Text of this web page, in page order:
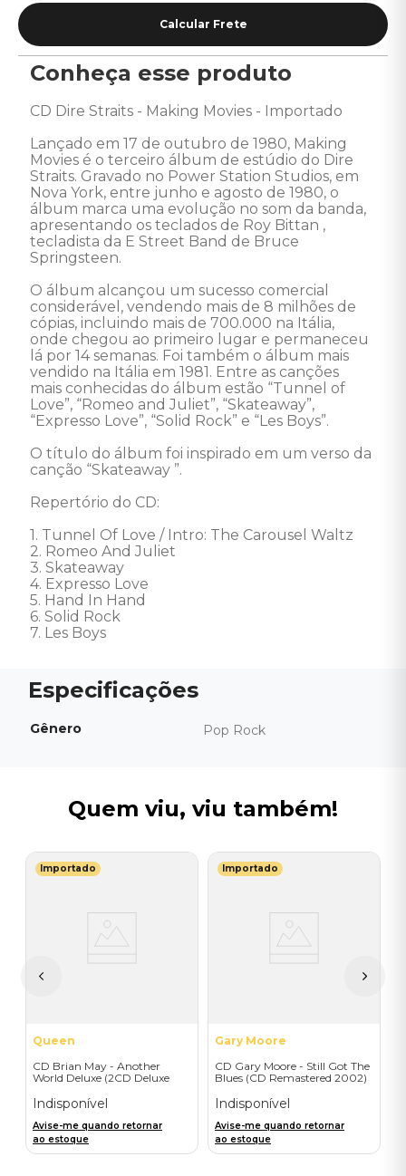
Conheça esse produto
CD Dire Straits - Making Movies - Importado
Lançado em 17 de outubro de 1980, Making
Movies é o terceiro álbum de estúdio do Dire
Straits. Gravado no Power Station Studios, em
Nova York, entre junho e agosto de 1980, o
álbum marca uma evolução no som da banda,
apresentando os teclados de Roy Bittan ,
tecladista da E Street Band de Bruce
Springsteen.
O álbum alcançou um sucesso comercial
considerável, vendendo mais de 8 milhões de
cópias, incluindo mais de 700.000 na Itália,
onde chegou ao primeiro lugar e permaneceu
lá por 14 semanas. Foi também o álbum mais
vendido na Itália em 1981. Entre as canções
mais conhecidas do álbum estão “Tunnel of
Love”, “Romeo and Juliet”, “Skateaway”,
“Expresso Love”, “Solid Rock” e “Les Boys”.
O título do álbum foi inspirado em um verso da
canção “Skateaway ”.
Repertório do CD:
1. Tunnel Of Love / Intro: The Carousel Waltz
2. Romeo And Juliet
3. Skateaway
4. Expresso Love
5. Hand In Hand
6. Solid Rock
7. Les Boys
Gênero Pop Rock
Quem viu, viu também!
Importado
Queen
CD Brian May - Another
World Deluxe (2CD Deluxe
Indisponível
Avise-me quando retornar
ao estoque
Importado
Gary Moore
CD Gary Moore - Still Got The
Blues (CD Remastered 2002)
Indisponível
Avise-me quando retornar
ao estoque